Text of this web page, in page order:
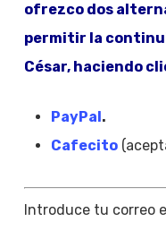
ofrezco dos
permitir la
César, haciendo
PayPal.
Cafecito
Introduce tu correo